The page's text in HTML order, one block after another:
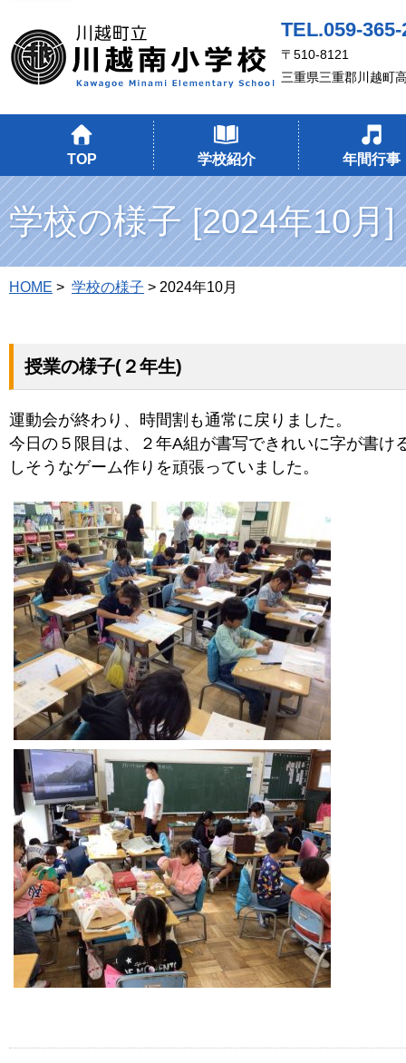
TEL.059-365-
〒510-8121
三重県三重郡川越町
TOP 学校紹介 年間行事
学校の様子 [2024年10月]
HOME > 学校の様子 > 2024年10月
授業の様子(２年生)
運動会が終わり、時間割も通常に戻りました。
今日の５限目は、２年A組が書写できれいに字が書け
しそうなゲーム作りを頑張っていました。